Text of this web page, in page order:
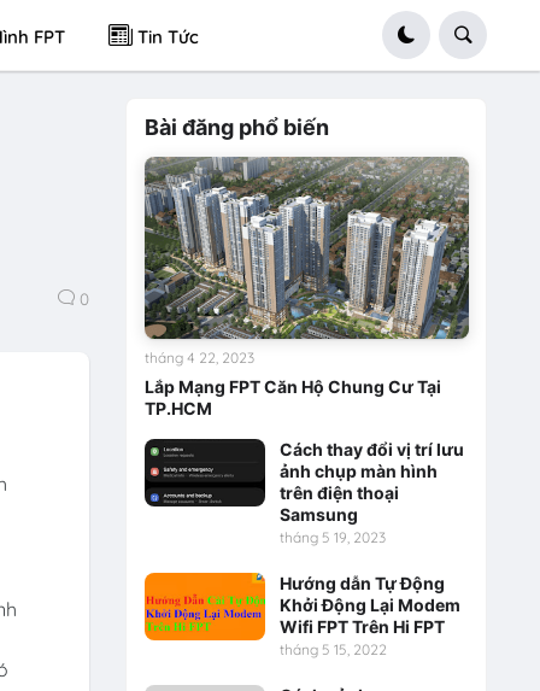
FPT Tin Tức
0
Bài đăng phổ biến
Lắp Mạng FPT Căn Hộ Chung Cư Tại
TP.HCM
tháng 4 22, 2023
Cách thay đổi vị trí lưu
ảnh chụp màn hình
trên điện thoại
Samsung
tháng 5 19, 2023
Hướng dẫn Tự Động
Khởi Động Lại Modem
Wifi FPT Trên Hi FPT
tháng 5 15, 2022